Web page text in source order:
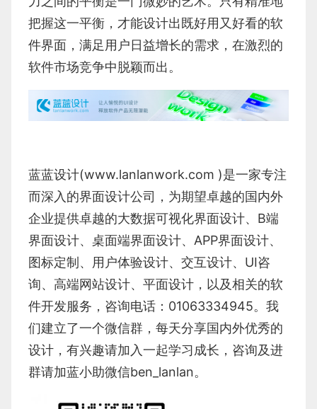
把握这一平衡，才能设计出既好用又好看的软
件界面，满足用户日益增长的需求，在激烈的
软件市场竞争中脱颖而出。
蓝蓝设计(www.lanlanwork.com )是一家专注
而深入的界面设计公司，为期望卓越的国内外
企业提供卓越的大数据可视化界面设计、 B端
界面设计、 桌面端界面设计、 APP界面设计、
图标定制 、 用户体验设计、 交互设计、 UI咨
询、 高端网站设计、 平面设计 ，以及相关的软
件开发服务，咨询电话：01063334945。我
们建立了一个微信群，每天分享国内外优秀的
设计，有兴趣请加入一起学习成长，咨询及进
群请加蓝小助微信ben_lanlan。